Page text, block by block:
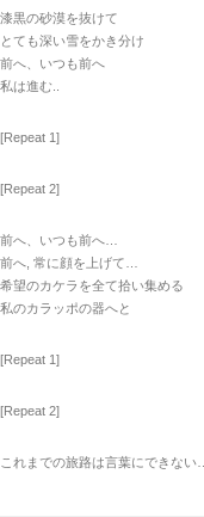
漆黒の砂漠を抜けて
とても深い雪をかき分け
前へ、いつも前へ
私は進む..
[Repeat 1]
[Repeat 2]
前へ、いつも前へ…
前へ, 常に顔を上げて…
希望のカケラを全て拾い集める
私のカラッポの器へと
[Repeat 1]
[Repeat 2]
これまでの旅路は言葉にできない…